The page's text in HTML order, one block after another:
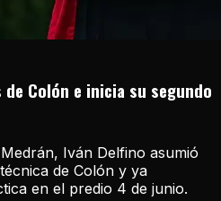
Colón e inicia su segundo
Iván Delfino asumió
de Colón y ya
en el predio 4 de junio.